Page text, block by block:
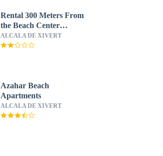
Rental 300 Meters From
the Beach Center
Alcossebre
ALCALA DE XIVERT
Azahar Beach
Apartments
ALCALA DE XIVERT